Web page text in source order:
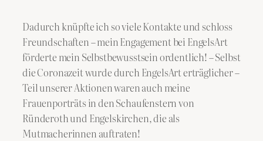
Dadurch knüpfte ich so viele Kontakte und schloss
Freundschaften – mein Engagement bei EngelsArt
förderte mein Selbstbewusstsein ordentlich! – Selbst
die Coronazeit wurde durch EngelsArt erträglicher –
Teil unserer Aktionen waren auch meine
Frauenporträts in den Schaufenstern von
Ründeroth und Engelskirchen, die als
Mutmacherinnen auftraten!